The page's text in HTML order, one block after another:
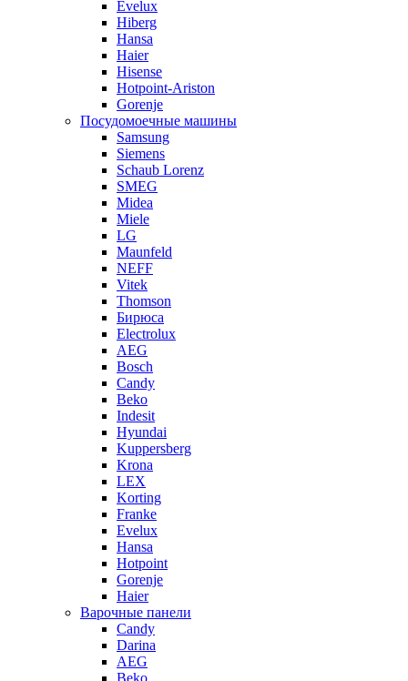
Evelux
Hiberg
Hansa
Haier
Hisense
Hotpoint-Ariston
Gorenje
Посудомоечные машины
Samsung
Siemens
Schaub Lorenz
SMEG
Midea
Miele
LG
Maunfeld
NEFF
Vitek
Thomson
Бирюса
Electrolux
AEG
Bosch
Candy
Beko
Indesit
Hyundai
Kuppersberg
Krona
LEX
Korting
Franke
Evelux
Hansa
Hotpoint
Gorenje
Haier
Варочные панели
Candy
Darina
AEG